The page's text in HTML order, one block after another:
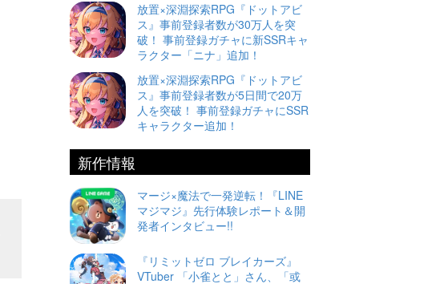
放置×深淵探索RPG『ドットアビ
ス』事前登録者数が30万人を突
破！ 事前登録ガチャに新SSRキャ
ラクター「ニナ」追加！
放置×深淵探索RPG『ドットアビ
ス』事前登録者数が5日間で20万
人を突破！ 事前登録ガチャにSSR
キャラクター追加！
新作情報
マージ×魔法で一発逆転！『LINE
マジマジ』先行体験レポート＆開
発者インタビュー!!
『リミットゼロ ブレイカーズ』
VTuber 「小雀とと」さん、「或